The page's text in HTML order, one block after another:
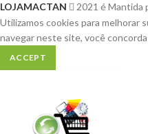
LOJAMACTAN 2021 é Mantida
Utilizamos cookies para melhorar
navegar neste site, você
ACCEPT